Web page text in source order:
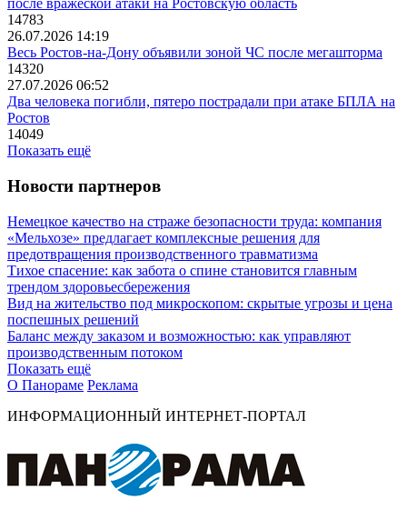
после вражеской атаки на Ростовскую область
14783
26.07.2026 14:19
Весь Ростов-на-Дону объявили зоной ЧС после мегашторма
14320
27.07.2026 06:52
Два человека погибли, пятеро пострадали при атаке БПЛА на
Ростов
14049
Показать ещё
Новости партнеров
Немецкое качество на страже безопасности труда: компания
«Мельхозе» предлагает комплексные решения для
предотвращения производственного травматизма
Тихое спасение: как забота о спине становится главным
трендом здоровьесбережения
Вид на жительство под микроскопом: скрытые угрозы и цена
поспешных решений
Баланс между заказом и возможностью: как управляют
производственным потоком
Показать ещё
О Панораме Реклама
ИНФОРМАЦИОННЫЙ ИНТЕРНЕТ-ПОРТАЛ